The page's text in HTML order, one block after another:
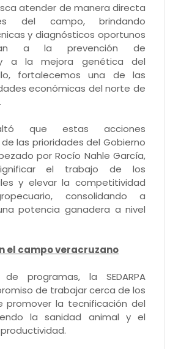
atender de manera directa
del campo, brindando
y diagnósticos oportunos
a la prevención de
a la mejora genética del
fortalecemos una de las
económicas del norte de
que estas acciones
las prioridades del Gobierno
por Rocío Nahle García,
el trabajo de los
y elevar la competitividad
consolidando a
potencia ganadera a nivel
el campo veracruzano
programas, la SEDARPA
de trabajar cerca de los
promover la tecnificación del
la sanidad animal y el